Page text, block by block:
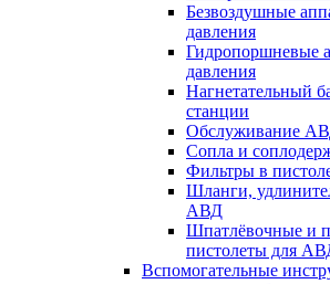
Безвоздушные
давления
Гидропоршневые
давления
Нагнетательный
станции
Обслуживание
Сопла и
Фильтры в
Шланги,
АВД
Шпатлёвочные и
пистолеты для
Вспомогательные